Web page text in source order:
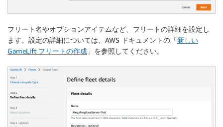
フリート名やオプションアイテムなど、フリートの詳細を設定し
ます。設定の詳細については、AWS ドキュメントの「新しい
GameLift フリートの作成 」を参照してください。